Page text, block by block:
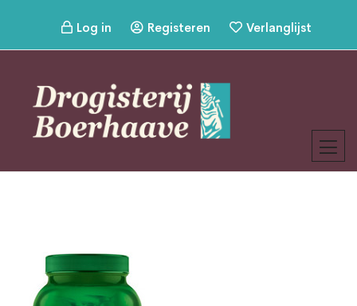
Log in Registeren Verlanglijst